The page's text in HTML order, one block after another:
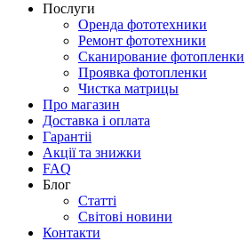
Послуги
Оренда фототехники
Ремонт фототехники
Сканирование фотопленки
Проявка фотопленки
Чистка матрицы
Про магазин
Доставка і оплата
Гарантіі
Акції та знижки
FAQ
Блог
Статті
Світові новини
Контакти